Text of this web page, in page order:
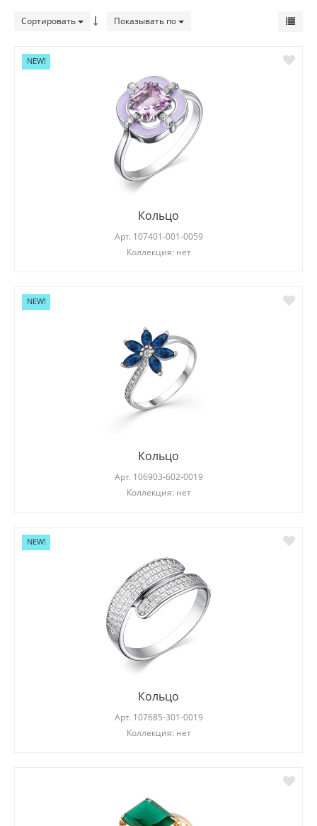
Сортировать Показывать по
NEW!
Кольцо
Арт. 107401-001-0059
Коллекция: нет
NEW!
Кольцо
Арт. 106903-602-0019
Коллекция: нет
NEW!
Кольцо
Арт. 107685-301-0019
Коллекция: нет